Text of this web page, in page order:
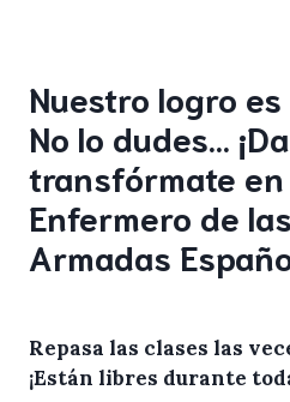
Nuestro logro
No lo dudes…
transfórmate en
Enfermero de
Armadas
Repasa las clases las
¡Están libres durante